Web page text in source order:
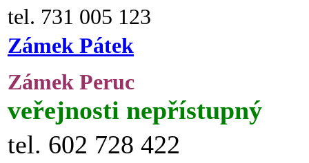
tel. 731 005 123
Zámek Pátek
Zámek Peruc
veřejnosti nepřístupný
tel. 602 728 422